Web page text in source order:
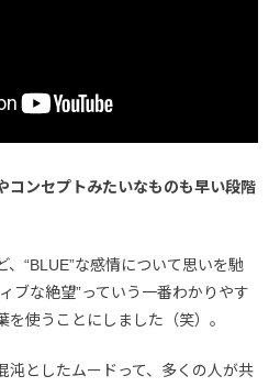
ンセプトみたいなものも早い段階
、“BLUE”な感情について思いを馳
ブな絶望”っていう一番わかりやす
を使うことにしました（笑）。
沌としたムードって、多くの人が共